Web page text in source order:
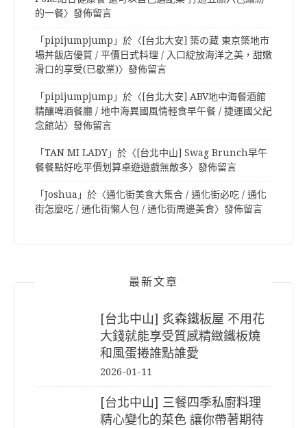
的一餐〉發佈留言
「pipijumpjump 」於〈 [台北大安] 築の藏 東京築地市
場丼飯店優質 / 平價日式料理 / 入口綻放海洋之美，甜嫩
滑口的享受(已歇業)〉發佈留言
「pipijumpjump 」於〈 [台北大安] ABV地中海餐酒館
精釀啤酒餐廳 / 地中海異國風情輕食早午餐 / 捷運國父紀
念館站〉發佈留言
「TAN MI LADY」於〈 [台北中山] Swag Brunch早午
餐餐點好吃平價划算桌遊遊戲無敵多〉發佈留言
「Joshua 」於〈通化街美食大集合 / 通化街必吃 / 通化
街怎麼吃 / 通化街懶人包 / 通化街周邊美食〉發佈留言
最新文章
[台北中山] 炙森鐵板屋 不用花
大錢就能享受質感精緻鐵板燒
和風蛋捲誰點誰愛
2026-01-11
[台北中山] 三餐四季私廚料理
精心變化的菜色 讓你帶著期待